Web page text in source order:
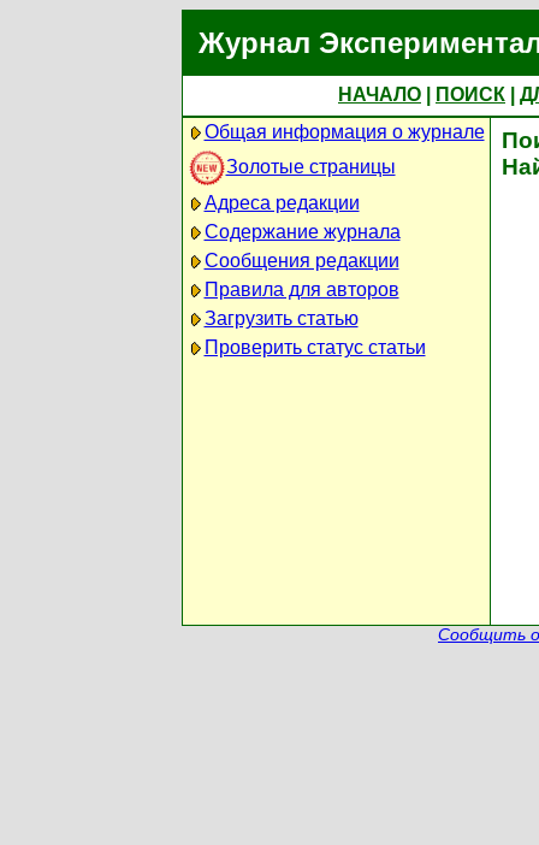
Журнал
НАЧАЛО ПОИСК
Общая информация о журнале
Золотые страницы
Адреса редакции
Содержание журнала
Сообщения редакции
Правила для авторов
Загрузить статью
Проверить статус статьи
Сообщить о